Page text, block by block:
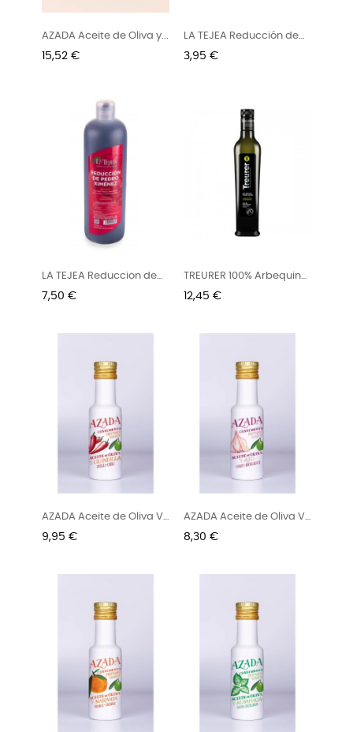
AZADA Aceite de Oliva y...
Preu
15,52 €
LA TEJEA Reducción de
Pedro...
Preu
3,95 €
LA TEJEA Reduccion de
Pedro...
Preu
7,50 €
TREURER 100% Arbequina
AOVE...
Preu
12,45 €
AZADA Aceite de Oliva VE
y...
Preu
9,95 €
AZADA Aceite de Oliva VE
y...
Preu
8,30 €